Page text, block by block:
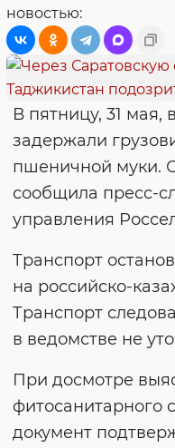
новостью:
В пятницу, 31 мая,
задержали
пшеничной муки.
сообщила пресс-
управления
Транспорт
на российско-
Транспорт
в ведомстве не
При досмотре
фитосанитарного
документ